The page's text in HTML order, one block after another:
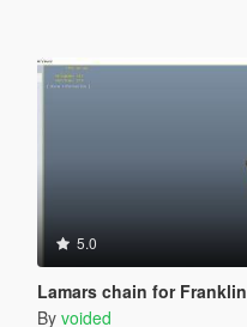
5.0
Lamars chain for Franklin
By voided